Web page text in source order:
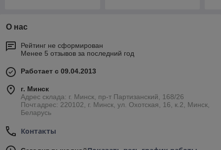
О нас
Рейтинг не сформирован
Менее 5 отзывов за последний год
Работает с 09.04.2013
г. Минск
Адрес склада: г. Минск, пр-т Партизанский, 168/26
Почт.адрес: 220102, г. Минск, ул. Охотская, 16, к.2, Минск,
Беларусь
Контакты